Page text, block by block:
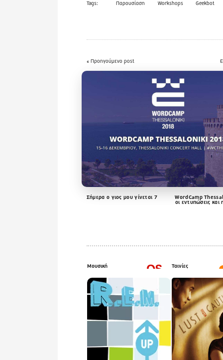
Tags: Παρουσίαση Workshops Geekbot
« Προηγούμενο post
Σήμερα ο γιος μου γίνεται 7 WordCamp
οι εντυπώσεις και
Μουσική
Last
Played
Hope
by
R.E.M.
Ταινίες